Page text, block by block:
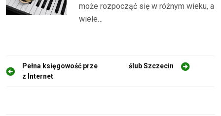
może rozpocząć się w różnym wieku, a
wiele…
N
Pełna księgowość prze
z Internet
ślub Szczecin